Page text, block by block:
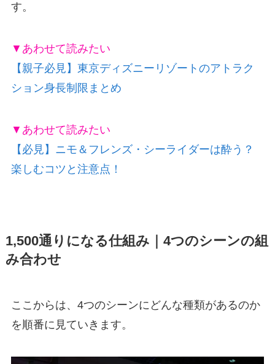
す。
▼あわせて読みたい
【親子必見】東京ディズニーリゾートのアトラク
ション身長制限まとめ
▼あわせて読みたい
【必見】ニモ＆フレンズ・シーライダーは酔う？
楽しむコツと注意点！
1,500通りになる仕組み｜4つのシーンの組
み合わせ
ここからは、4つのシーンにどんな種類があるのか
を順番に見ていきます。